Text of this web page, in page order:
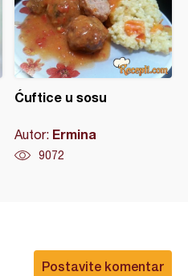
Ćuftice u sosu
Autor: Ermina
9072
Postavite komentar